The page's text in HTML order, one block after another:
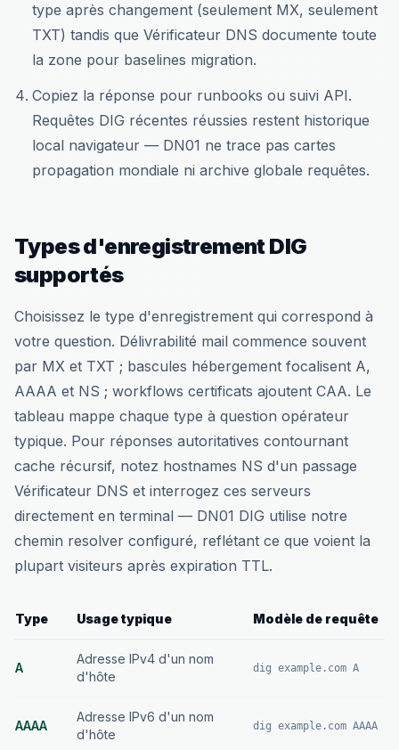
type après changement (seulement MX, seulement
TXT) tandis que Vérificateur DNS documente toute
la zone pour baselines migration.
Copiez la réponse pour runbooks ou suivi API.
Requêtes DIG récentes réussies restent historique
local navigateur — DN01 ne trace pas cartes
propagation mondiale ni archive globale requêtes.
Types d'enregistrement DIG
supportés
Choisissez le type d'enregistrement qui correspond à
votre question. Délivrabilité mail commence souvent
par MX et TXT ; bascules hébergement focalisent A,
AAAA et NS ; workflows certificats ajoutent CAA. Le
tableau mappe chaque type à question opérateur
typique. Pour réponses autoritatives contournant
cache récursif, notez hostnames NS d'un passage
Vérificateur DNS et interrogez ces serveurs
directement en terminal — DN01 DIG utilise notre
chemin resolver configuré, reflétant ce que voient la
plupart visiteurs après expiration TTL.
Type Usage typique Modèle de requête
A
Adresse IPv4 d'un nom
d'hôte
dig example.com A
AAAA
Adresse IPv6 d'un nom
d'hôte
dig example.com AAAA